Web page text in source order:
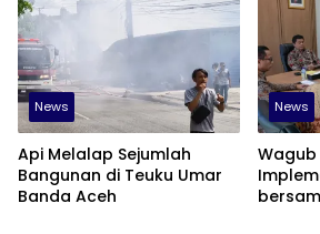
News
Api Melalap Sejumlah
Bangunan di Teuku Umar
Banda Aceh
News
Wagub